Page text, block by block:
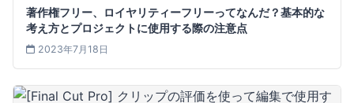
著作権フリー、ロイヤリティーフリーってなんだ？基本的な
考え方とプロジェクトに使用する際の注意点
2023年7月18日